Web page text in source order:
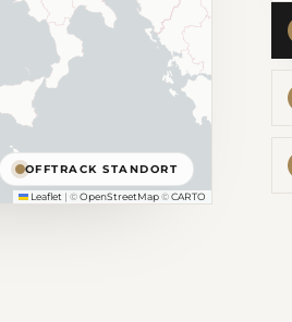
Leaflet | ©OpenStreetMap©CARTO
OFFTRACK STANDORT